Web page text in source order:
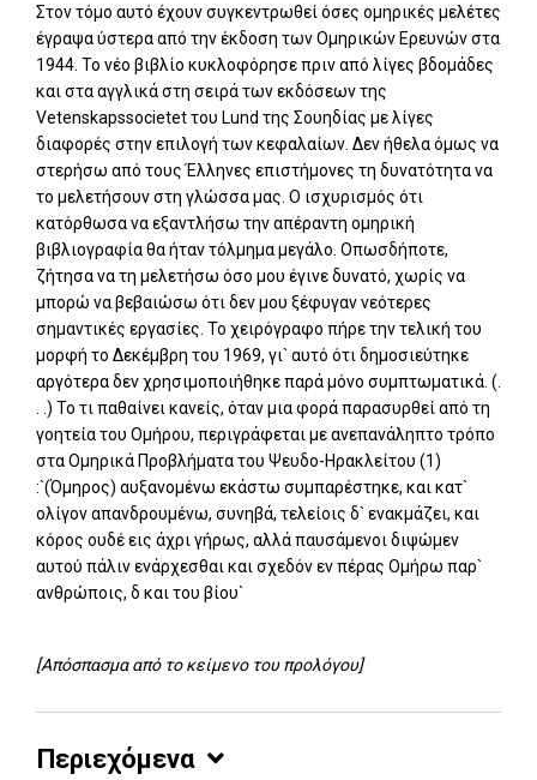
Στον τόμο αυτό έχουν συγκεντρωθεί όσες ομηρικές μελέτες
έγραψα ύστερα από την έκδοση των Ομηρικών Ερευνών στα
1944. Το νέο βιβλίο κυκλοφόρησε πριν από λίγες βδομάδες
και στα αγγλικά στη σειρά των εκδόσεων της
Vetenskapssocietet του Lund της Σουηδίας με λίγες
διαφορές στην επιλογή των κεφαλαίων. Δεν ήθελα όμως να
στερήσω από τους Έλληνες επιστήμονες τη δυνατότητα να
το μελετήσουν στη γλώσσα μας. Ο ισχυρισμός ότι
κατόρθωσα να εξαντλήσω την απέραντη ομηρική
βιβλιογραφία θα ήταν τόλμημα μεγάλο. Οπωσδήποτε,
ζήτησα να τη μελετήσω όσο μου έγινε δυνατό, χωρίς να
μπορώ να βεβαιώσω ότι δεν μου ξέφυγαν νεότερες
σημαντικές εργασίες. Το χειρόγραφο πήρε την τελική του
μορφή το Δεκέμβρη του 1969, γι` αυτό ότι δημοσιεύτηκε
αργότερα δεν χρησιμοποιήθηκε παρά μόνο συμπτωματικά. (.
. .) Το τι παθαίνει κανείς, όταν μια φορά παρασυρθεί από τη
γοητεία του Ομήρου, περιγράφεται με ανεπανάληπτο τρόπο
στα Ομηρικά Προβλήματα του Ψευδο-Ηρακλείτου (1)
:`(Όμηρος) αυξανομένω εκάστω συμπαρέστηκε, και κατ`
ολίγον απανδρουμένω, συνηβά, τελείοις δ` ενακμάζει, και
κόρος ουδέ εις άχρι γήρως, αλλά παυσάμενοι διψώμεν
αυτού πάλιν ενάρχεσθαι και σχεδόν εν πέρας Ομήρω παρ`
ανθρώποις, δ και του βίου`
[Απόσπασμα από το κείμενο του προλόγου]
Περιεχόμενα